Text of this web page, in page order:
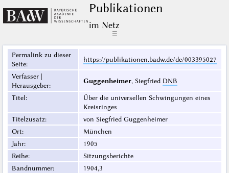
Publikationen
im Netz
☰
Permalink zu dieser
Seite:
https://publikationen.badw.de/de/003395027
Verfasser |
Herausgeber:
Guggenheimer, Siegfried DNB
Titel:
Über die universellen Schwingungen eines
Kreisringes
Titelzusatz:
von Siegfried Guggenheimer
Ort:
München
Jahr:
1905
Reihe:
Sitzungsberichte
Bandnummer:
1904,3